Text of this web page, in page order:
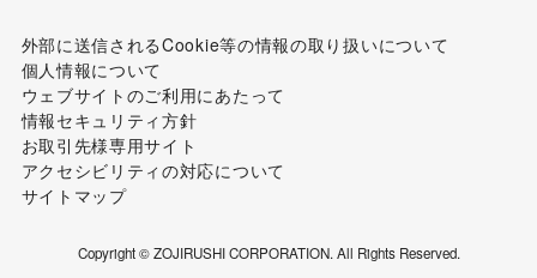
外部に送信されるCookie等の情報の取り扱いについて
個人情報について
ウェブサイトのご利用にあたって
情報セキュリティ方針
お取引先様専用サイト
アクセシビリティの対応について
サイトマップ
Copyright © ZOJIRUSHI CORPORATION. All Rights Reserved.